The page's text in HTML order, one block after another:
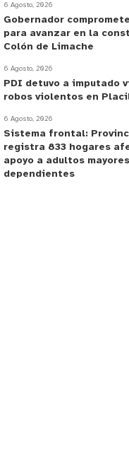
6 Agosto, 2026
Gobernador
para avanzar en la
Colón de Limache
6 Agosto, 2026
PDI detuvo a imputado
robos violentos en
6 Agosto, 2026
Sistema frontal:
registra 833 hogares
apoyo a adultos
dependientes